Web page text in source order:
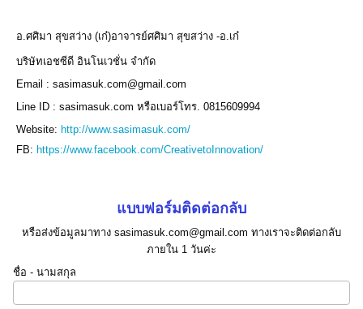
อ.ศศิมา สุขสว่าง (เก๋)อาจารย์ศศิมา สุขสว่าง -อ.เก๋
บริษัทเอชซีดี อินโนเวชั่น จำกัด
Email : sasimasuk.com@gmail.com
Line ID : sasimasuk.com หรือเบอร์โทร. 0815609994
Website: http://www.sasimasuk.com/
FB: https://www.facebook.com/CreativetoInnovation/
แบบฟอร์มติดต่อกลับ
หรือส่งข้อมูลมาทาง sasimasuk.com@gmail.com ทางเราจะติดต่อกลับ
ภายใน 1 วันค่ะ
ชื่อ - นามสกุล